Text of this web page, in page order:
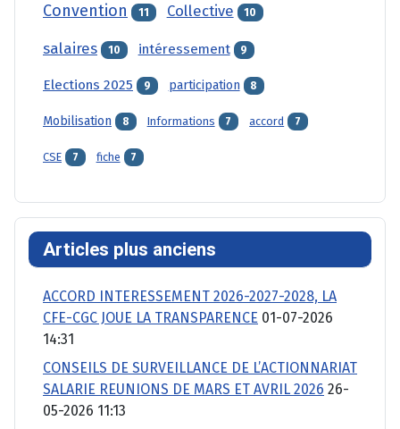
Convention 11 Collective 10
salaires 10 intéressement 9
Elections 2025 9 participation 8
Mobilisation 8 Informations 7 accord 7
CSE 7 fiche 7
Articles plus anciens
ACCORD INTERESSEMENT 2026-2027-2028, LA
CFE-CGC JOUE LA TRANSPARENCE 01-07-2026
14:31
CONSEILS DE SURVEILLANCE DE L’ACTIONNARIAT
SALARIE REUNIONS DE MARS ET AVRIL 2026 26-
05-2026 11:13